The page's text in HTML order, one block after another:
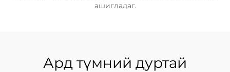
ашигладаг.
Ард түмний дуртай